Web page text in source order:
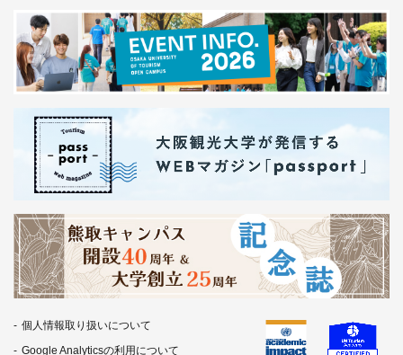
個人情報取り扱いについて
Google Analyticsの利用について